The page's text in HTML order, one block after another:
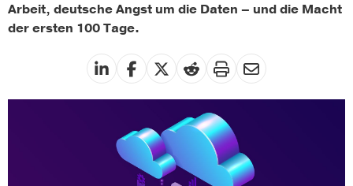
Arbeit, deutsche Angst um die Daten – und die Macht
der ersten 100 Tage.